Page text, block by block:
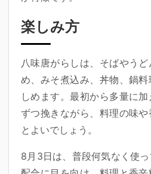
楽しみ方
八味唐がらしは、そばやう
め、みそ煮込み、丼物、鍋
しめます。最初から多量に
ずつ挽きながら、料理の味
とよいでしょう。
8月3日は、普段何気なく使